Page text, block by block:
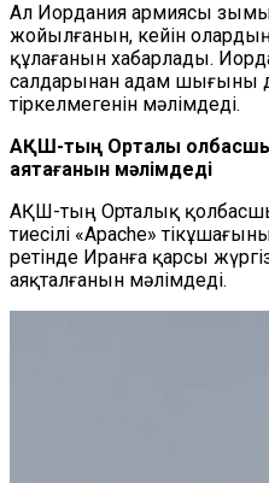
Ал Иордания армиясы
жойылғанын, кейін
құлағанын хабарлады.
салдарынан адам шығыны
тіркелмегенін мәлімдеді.
АҚШ-тың Орталық
аяқтағанын мәлімдеді
АҚШ-тың Орталық
тиесілі «Apache»
ретінде Иранға қарсы
аяқталғанын мәлімдеді.